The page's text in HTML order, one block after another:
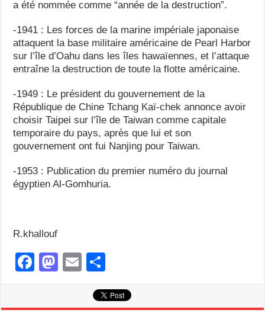
a été nommée comme “année de la destruction”.
-1941 : Les forces de la marine impériale japonaise
attaquent la base militaire américaine de Pearl Harbor
sur l’île d’Oahu dans les îles hawaïennes, et l’attaque
entraîne la destruction de toute la flotte américaine.
-1949 : Le président du gouvernement de la
République de Chine Tchang Kaï-chek annonce avoir
choisir Taipei sur l’île de Taiwan comme capitale
temporaire du pays, après que lui et son
gouvernement ont fui Nanjing pour Taiwan.
-1953 : Publication du premier numéro du journal
égyptien Al-Gomhuria.
R.khallouf
F
M
E
ail ar